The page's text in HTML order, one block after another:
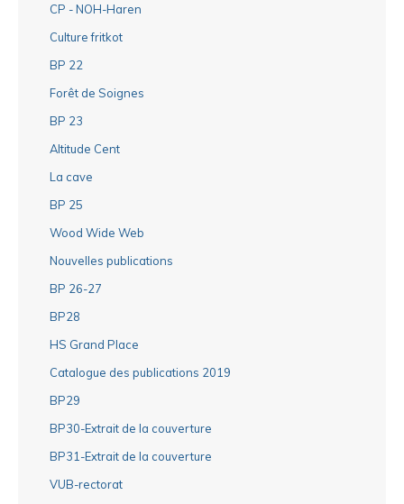
CP - NOH-Haren
Culture fritkot
BP 22
Forêt de Soignes
BP 23
Altitude Cent
La cave
BP 25
Wood Wide Web
Nouvelles publications
BP 26-27
BP28
HS Grand Place
Catalogue des publications 2019
BP29
BP30-Extrait de la couverture
BP31-Extrait de la couverture
VUB-rectorat